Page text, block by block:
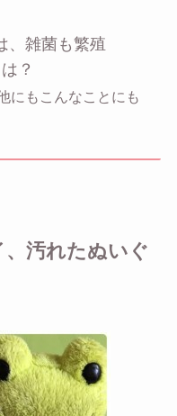
、雑菌も繁殖
？
にもこんなことにも
汚れたぬいぐ